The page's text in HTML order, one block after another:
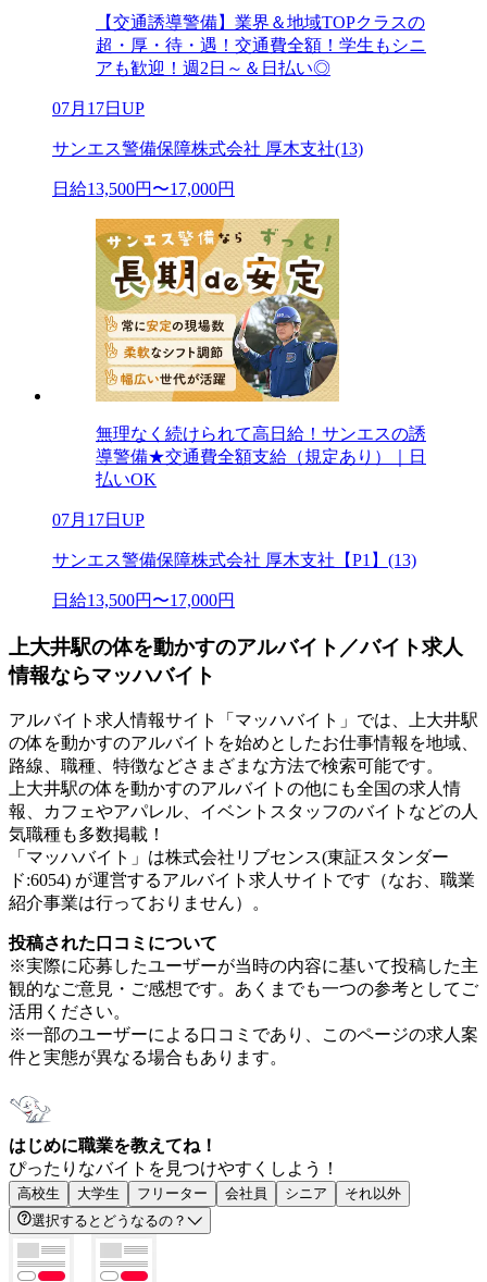
【交通誘導警備】業界＆地域TOPクラスの
超・厚・待・遇！交通費全額！学生もシニ
アも歓迎！週2日～＆日払い◎
07月17日UP
サンエス警備保障株式会社 厚木支社(13)
日給13,500円〜17,000円
無理なく続けられて高日給！サンエスの誘
導警備★交通費全額支給（規定あり）｜日
払いOK
07月17日UP
サンエス警備保障株式会社 厚木支社【P1】(13)
日給13,500円〜17,000円
上大井駅の体を動かすのアルバイト／バイト求人
情報ならマッハバイト
アルバイト求人情報サイト「マッハバイト」では、上大井駅
の体を動かすのアルバイトを始めとしたお仕事情報を地域、
路線、職種、特徴などさまざまな方法で検索可能です。
上大井駅の体を動かすのアルバイトの他にも全国の求人情
報、カフェやアパレル、イベントスタッフのバイトなどの人
気職種も多数掲載！
「マッハバイト」は株式会社リブセンス(東証スタンダー
ド:6054) が運営するアルバイト求人サイトです（なお、職業
紹介事業は行っておりません）。
投稿された口コミについて
※実際に応募したユーザーが当時の内容に基いて投稿した主
観的なご意見・ご感想です。あくまでも一つの参考としてご
活用ください。
※一部のユーザーによる口コミであり、このページの求人案
件と実態が異なる場合もあります。
はじめに職業を教えてね！
ぴったりなバイトを見つけやすくしよう！
高校生 大学生 フリーター 会社員 シニア
それ以外
選択するとどうなるの？